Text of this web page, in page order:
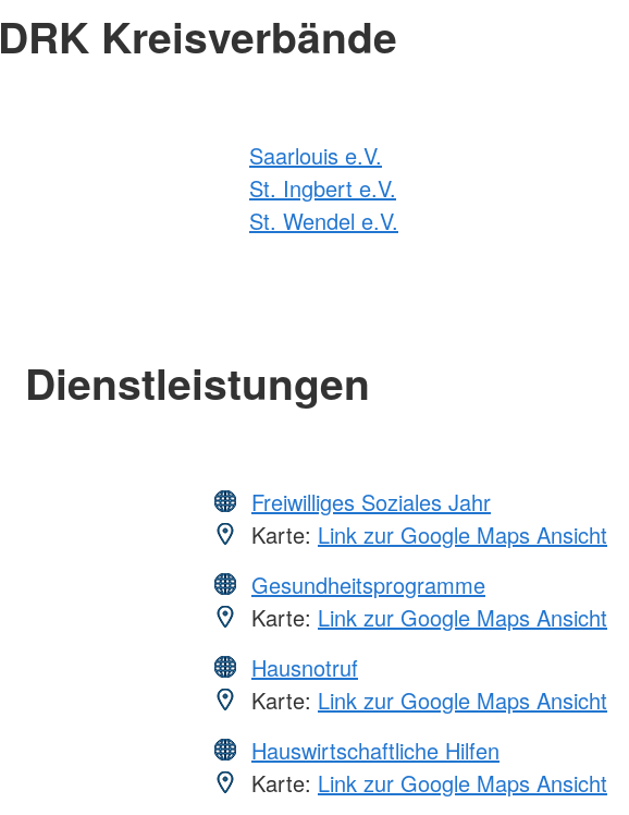
DRK Kreisverbände
Saarlouis e.V.
St. Ingbert e.V.
St. Wendel e.V.
Dienstleistungen
Freiwilliges Soziales Jahr
Karte: Link zur Google Maps Ansicht
Gesundheitsprogramme
Karte: Link zur Google Maps Ansicht
Hausnotruf
Karte: Link zur Google Maps Ansicht
Hauswirtschaftliche Hilfen
Karte: Link zur Google Maps Ansicht